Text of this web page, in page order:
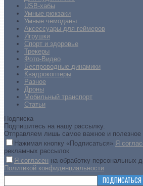
USB-хабы
Умные рюкзаки
Умные чемоданы
Аксессуары для геймеров
Игрушки
Спорт и здоровье
Трекеры
Фото-Видео
Беспроводные динамики
Квадрокоптеры
Разное
Дроны
Мобильный транспорт
Статьи
Подписка
Подпишитесь на нашу рассылку.
Отправляем лишь самое важное и полезное
Нажимая кнопку «Подписаться» Я
рекламных рассылок
Я согласен на обработку персональных
Политикой конфиденциальности
ПОДПИСАТЬСЯ